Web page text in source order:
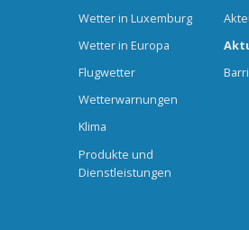
Wetter in Luxemburg
Wetter in Europa
Flugwetter
Wetterwarnungen
Klima
Produkte und
Dienstleistungen